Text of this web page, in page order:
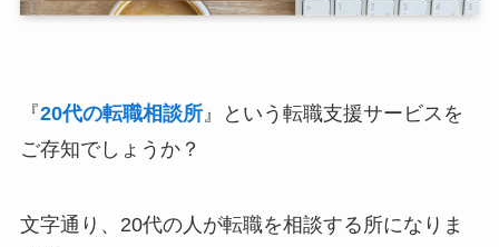
『20代の転職相談所』という転職支援サービスを
ご存知でしょうか？
文字通り、20代の人が転職を相談する所になりま